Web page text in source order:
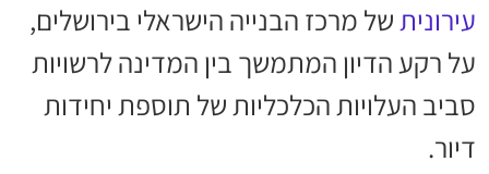
עירוניתשל מרכז הבנייה הישראלי בירושלים,
על רקע הדיון המתמשך בין המדינה לרשויות
סביב העלויות הכלכליות של תוספת יחידות
דיור.